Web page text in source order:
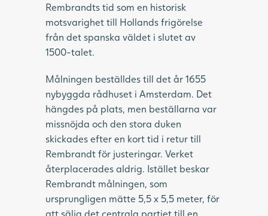
Rembrandts tid som en historisk
motsvarighet till Hollands frigörelse
från det spanska väldet i slutet av
1500-talet.
Målningen beställdes till det år 1655
nybyggda rådhuset i Amsterdam. Det
hängdes på plats, men beställarna var
missnöjda och den stora duken
skickades efter en kort tid i retur till
Rembrandt för justeringar. Verket
återplacerades aldrig. Istället beskar
Rembrandt målningen, som
ursprungligen mätte 5,5 x 5,5 meter, för
att sälja det centrala partiet till en